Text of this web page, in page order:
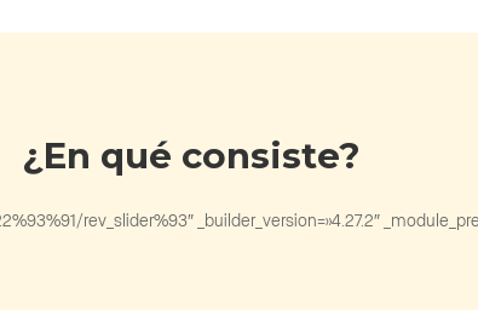
¿En qué consiste?
rev_slider%93″ _builder_version=»4.27.2″